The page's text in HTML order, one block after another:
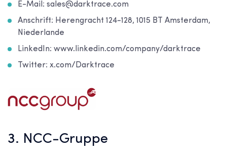
E-Mail: sales@darktrace.com
Anschrift: Herengracht 124-128, 1015 BT Amsterdam,
Niederlande
LinkedIn: www.linkedin.com/company/darktrace
Twitter: x.com/Darktrace
3. NCC-Gruppe